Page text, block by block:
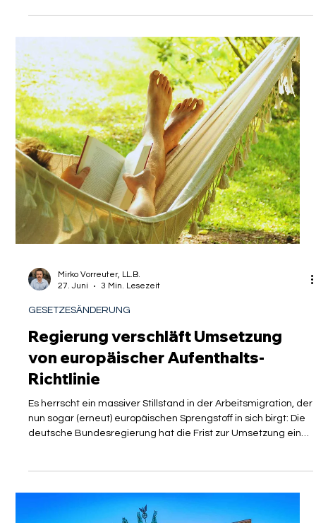
VISAGUARD Sekretariat
1. Juli
3 Min. Lesezeit
GESETZESÄNDERUNG
Zukünftig Ausreiseerlaubnis für
Ukrainer notwendig?
Änderungsvorschläge der EU-
Kommission zum Schutz nach § 24
Die Dynamik im Migrationsrecht fordert von international
agierenden Unternehmen und hochqualifizierten
Arbeitskräften ständige Wachsamkeit. Der jüngste Vorstoß
der EU-Kommission bringt tiefgreifende Veränderungen für
sich. Während die vorgeschlagene Verlängerung des
vorübergehenden Schutzes bis zum 4. März 2028 auf den
strategische Kehrtwende. Insbesonder